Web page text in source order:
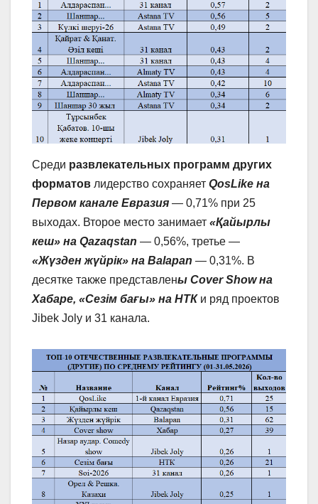
Среди развлекательных программ других
форматов лидерство сохраняет QosLike на
Первом канале Евразия — 0,71% при 25
выходах. Второе место занимает «Қайырлы
кеш» на Qazaqstan — 0,56%, третье —
«Жүзден жүйрік» на Balapan — 0,31%. В
десятке также представлены Cover Show на
Хабаре, «Сезім бағы» на НТК и ряд проектов
Jibek Joly и 31 канала.